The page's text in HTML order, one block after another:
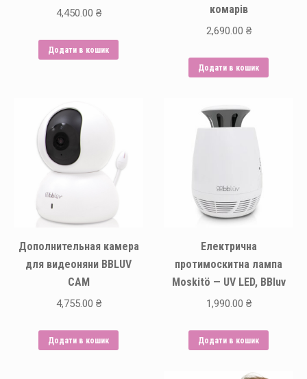
4,450.00 ₴
Додати в кошик
комарів
2,690.00 ₴
Додати в кошик
Дополнительная камера
для видеоняни BBLUV
CAM
4,755.00 ₴
Додати в кошик
Електрична
протимоскитна лампа
Moskitö — UV LED, BBluv
1,990.00 ₴
Додати в кошик